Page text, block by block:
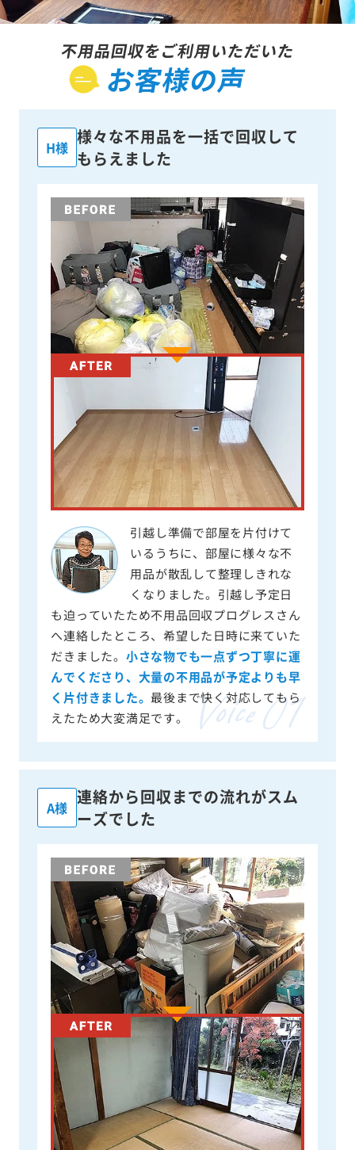
不用品回収をご利用いただいた
お客様の声
H様
様々な不用品を一括で回収して
もらえました
引越し準備で部屋を片付けて
いるうちに、部屋に様々な不
用品が散乱して整理しきれな
くなりました。引越し予定日
も迫っていたため不用品回収プログレスさん
へ連絡したところ、希望した日時に来ていた
だきました。 小さな物でも一点ずつ丁寧に運
んでくださり、大量の不用品が予定よりも早
く片付きました。 最後まで快く対応してもら
えたため大変満足です。
A様
連絡から回収までの流れがスム
ーズでした